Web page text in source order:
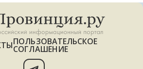
ПОЛЬЗОВАТЕЛЬСКОЕ
СОГЛАШЕНИЕ